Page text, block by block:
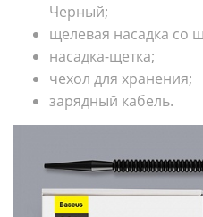
Черный;
щелевая насадка со
насадка-щетка;
чехол для хранения;
зарядный кабель.